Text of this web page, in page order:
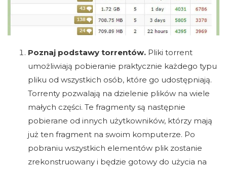
Poznaj podstawy torrentów. Pliki torrent
umożliwiają pobieranie praktycznie każdego typu
pliku od wszystkich osób, które go udostępniają.
Torrenty pozwalają na dzielenie plików na wiele
małych części. Te fragmenty są następnie
pobierane od innych użytkowników, którzy mają
już ten fragment na swoim komputerze. Po
pobraniu wszystkich elementów plik zostanie
zrekonstruowany i będzie gotowy do użycia na